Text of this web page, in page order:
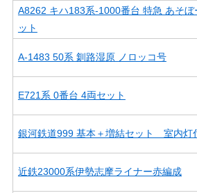
A8262 キハ183系-1000番台 特急 あそぼ
ット
A-1483 50系 釧路湿原 ノロッコ号
E721系 0番台 4両セット
銀河鉄道999 基本＋増結セット 室内灯
近鉄23000系伊勢志摩ライナー赤編成